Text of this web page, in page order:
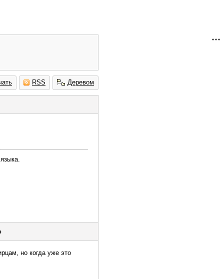
RSS Деревом
но когда уже это